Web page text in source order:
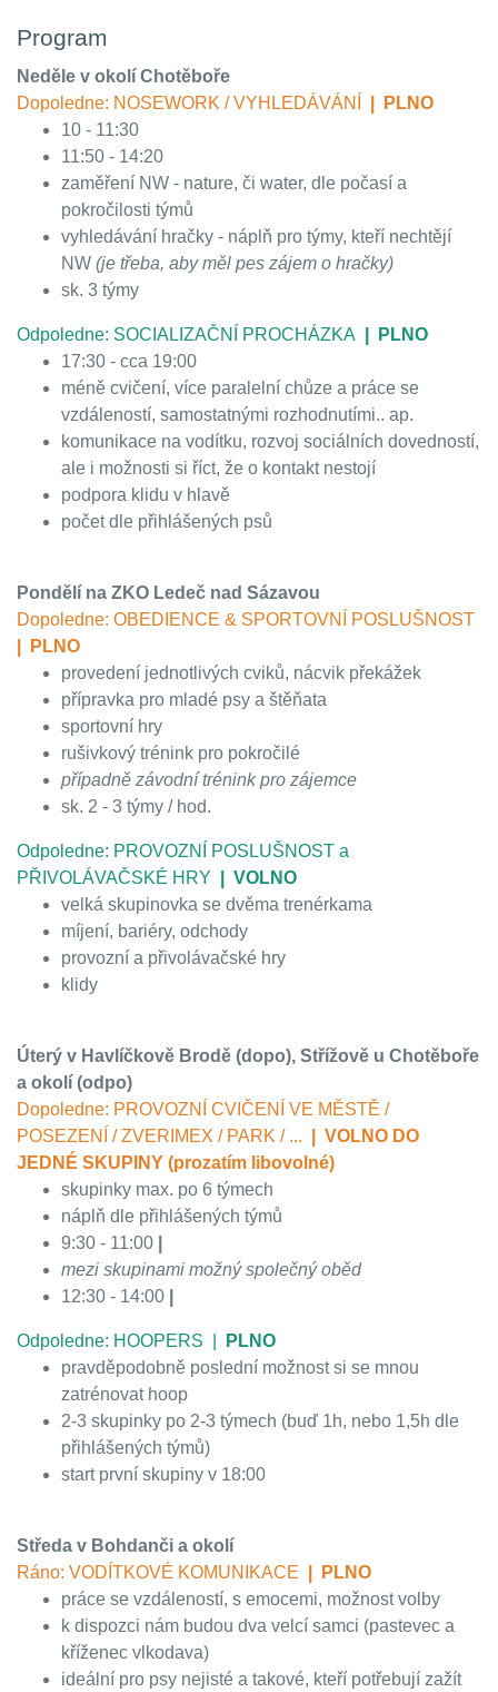
Program
Neděle v okolí Chotěboře
Dopoledne: NOSEWORK / VYHLEDÁVÁNÍ
| PLNO
10 - 11:30
11:50 - 14:20
zaměření NW - nature, či water, dle počasí a
pokročilosti týmů
vyhledávání hračky - náplň pro týmy, kteří nechtějí
NW (je třeba, aby měl pes zájem o hračky)
sk. 3 týmy
Odpoledne: SOCIALIZAČNÍ PROCHÁZKA
| PLNO
17:30 - cca 19:00
méně cvičení, více paralelní chůze a práce se
vzdáleností, samostatnými rozhodnutími.. ap.
komunikace na vodítku, rozvoj sociálních dovedností,
ale i možnosti si říct, že o kontakt nestojí
podpora klidu v hlavě
počet dle přihlášených psů
Pondělí na ZKO Ledeč nad Sázavou
Dopoledne: OBEDIENCE & SPORTOVNÍ POSLUŠNOST
| PLNO
provedení jednotlivých cviků, nácvik překážek
přípravka pro mladé psy a štěňata
sportovní hry
rušivkový trénink pro pokročilé
případně závodní trénink pro zájemce
sk. 2 - 3 týmy / hod.
Odpoledne: PROVOZNÍ POSLUŠNOST a
PŘIVOLÁVAČSKÉ HRY
| VOLNO
velká skupinovka se dvěma trenérkama
míjení, bariéry, odchody
provozní a přivolávačské hry
klidy
Úterý v Havlíčkově Brodě (dopo), Střížově u Chotěboře
a okolí (odpo)
Dopoledne: PROVOZNÍ CVIČENÍ VE MĚSTĚ /
POSEZENÍ / ZVERIMEX / PARK / ...
| VOLNO DO
JEDNÉ SKUPINY (prozatím libovolné)
skupinky max. po 6 týmech
náplň dle přihlášených týmů
9:30 - 11:00
mezi skupinami možný společný oběd
12:30 - 14:00
Odpoledne: HOOPERS |
PLNO
pravděpodobně poslední možnost si se mnou
zatrénovat hoop
2-3 skupinky po 2-3 týmech (buď 1h, nebo 1,5h dle
přihlášených týmů)
start první skupiny v 18:00
Středa v Bohdanči a okolí
Ráno: VODÍTKOVÉ KOMUNIKACE
| PLNO
práce se vzdáleností, s emocemi, možnost volby
k dispozci nám budou dva velcí samci (pastevec a
kříženec vlkodava)
ideální pro psy nejisté a takové, kteří potřebují zažít